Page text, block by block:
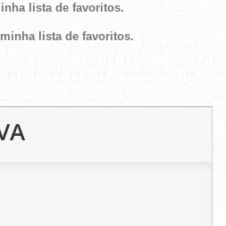
lista de favoritos.
lista de favoritos.